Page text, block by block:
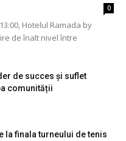
0
Hotelul Ramada by
de înalt nivel între
de succes și suflet
comunității
la finala turneului de tenis